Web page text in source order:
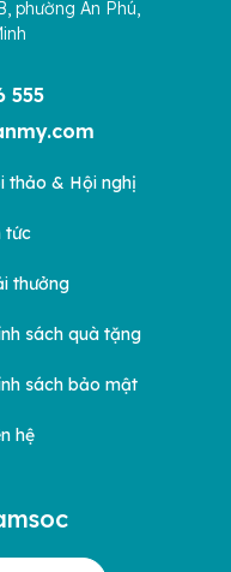
phường An Phú,
555
thảo & Hội nghị
tức
thưởng
sách quà tặng
sách bảo mật
hệ